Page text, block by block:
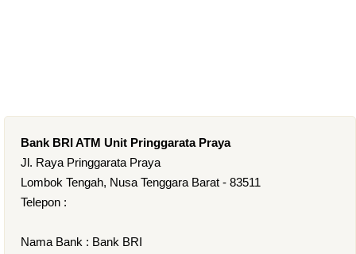
Bank BRI ATM Unit Pringgarata Praya
Jl. Raya Pringgarata Praya
Lombok Tengah, Nusa Tenggara Barat - 83511
Telepon :
Nama Bank : Bank BRI